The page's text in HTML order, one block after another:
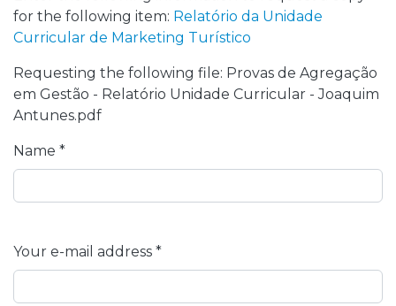
Entities
Statistics
for the following item: Relatório da Unidade
Curricular de Marketing Turístico
Requesting the following file: Provas de Agregação
em Gestão - Relatório Unidade Curricular - Joaquim
Antunes.pdf
Name *
Your e-mail address *